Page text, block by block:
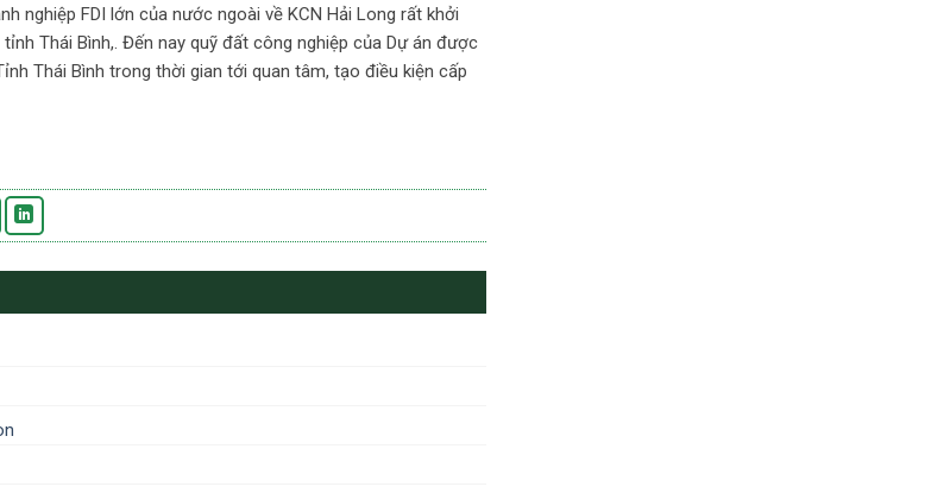
nghiệp FDI lớn của nước ngoài về KCN Hải Long rất khởi
Thái Bình,. Đến nay quỹ đất công nghiệp của Dự án được
Thái Bình trong thời gian tới quan tâm, tạo điều kiện cấp